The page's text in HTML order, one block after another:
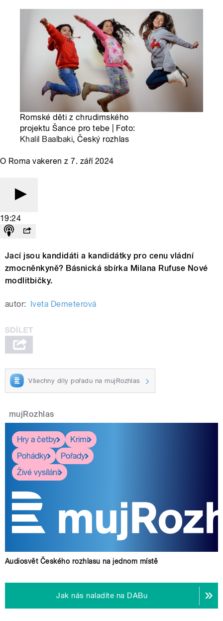
Romské děti z chrudimského
projektu Šance pro tebe | Foto:
Khalil Baalbaki, Český rozhlas
O Roma vakeren z 7. září 2024
19:24
Jací jsou kandidáti a kandidátky pro cenu vládní
zmocněnkyně? Básnická sbírka Milana Rufuse Nové
modlitbičky.
autor: Iveta Demeterová
Všechny díly pořadu na mujRozhlas
mujRozhlas
Hry a četby
Krimi
Pohádky
Pořady
Živé vysílání
Audiosvět Českého rozhlasu na jednom místě
Jak nás naladíte na DABu